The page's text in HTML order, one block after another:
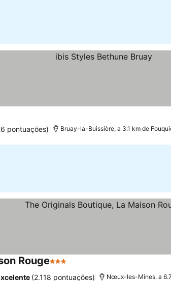
pontuações) Bruay-la-Buissière, a 3.1 km de
Rouge3 Estrelas
(2.118 pontuações) Nœux-les-Mines, a